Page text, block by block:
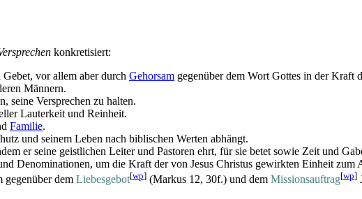
konkretisiert:
vor allem aber durch Gehorsam gegenüber dem Wort Gottes in der Kraft
Männern.
seine Versprechen zu halten.
Lauterkeit und Reinheit.
Familie.
und seinem Leben nach biblischen Werten abhängt.
er seine geistlichen Leiter und Pastoren ehrt, für sie betet sowie Zeit und
Denominationen, um die Kraft der von Jesus Christus gewirkten Einheit zum
gegenüber dem Liebesgebot[wp] (Markus 12, 30f.) und dem Missions­auftrag[wp]